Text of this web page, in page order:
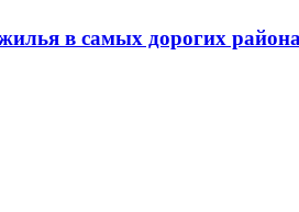
в самых дорогих